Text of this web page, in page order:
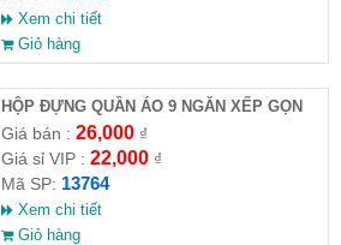
Xem chi tiết
Giỏ hàng
HỘP ĐỰNG QUẦN ÁO 9 NGĂN XẾP GỌN
Giá bán : 26,000₫
Giá sỉ VIP : 22,000₫
Mã SP: 13764
Xem chi tiết
Giỏ hàng